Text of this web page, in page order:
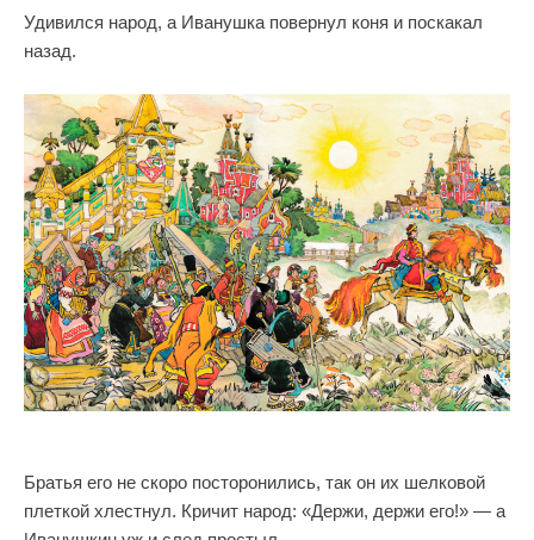
Удивился народ, а Иванушка повернул коня и поскакал
назад.
Братья его не скоро посторонились, так он их шелковой
плеткой хлестнул. Кричит народ: «Держи, держи его!» — а